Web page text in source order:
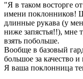
"Я в таком восторге
имени поклонников!
длинные рукава (у
ниже запястья!!), мне
взять побольше.
Вообще в базовый
большое за качество
Я ваша поклонница